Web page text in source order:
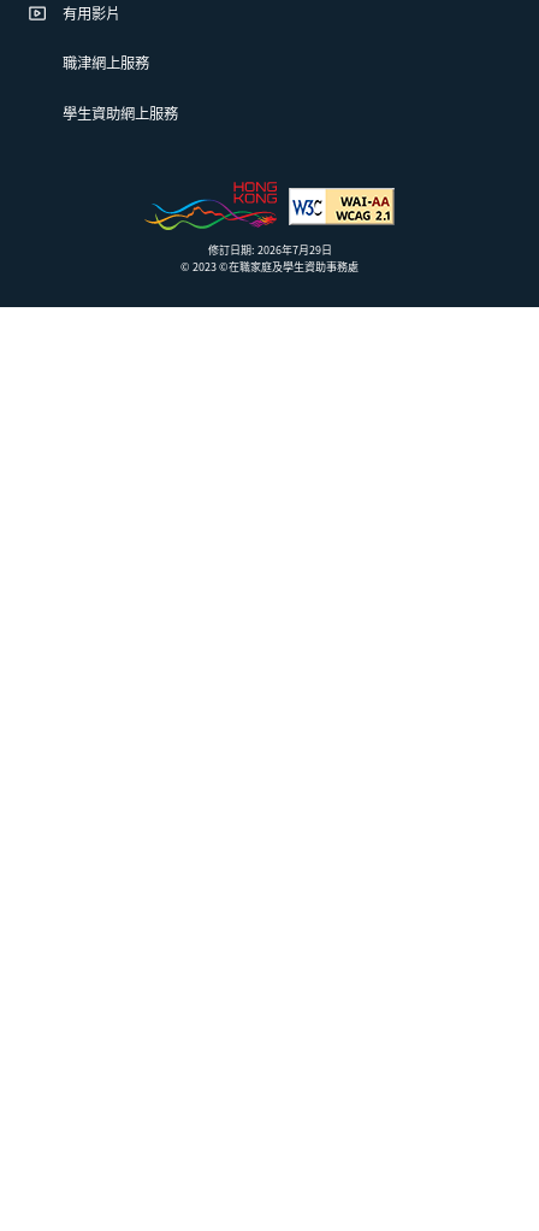
有用影片
職津網上服務
學生資助網上服務
修訂日期: 2026年7月29日
© 2023 ©在職家庭及學生資助事務處